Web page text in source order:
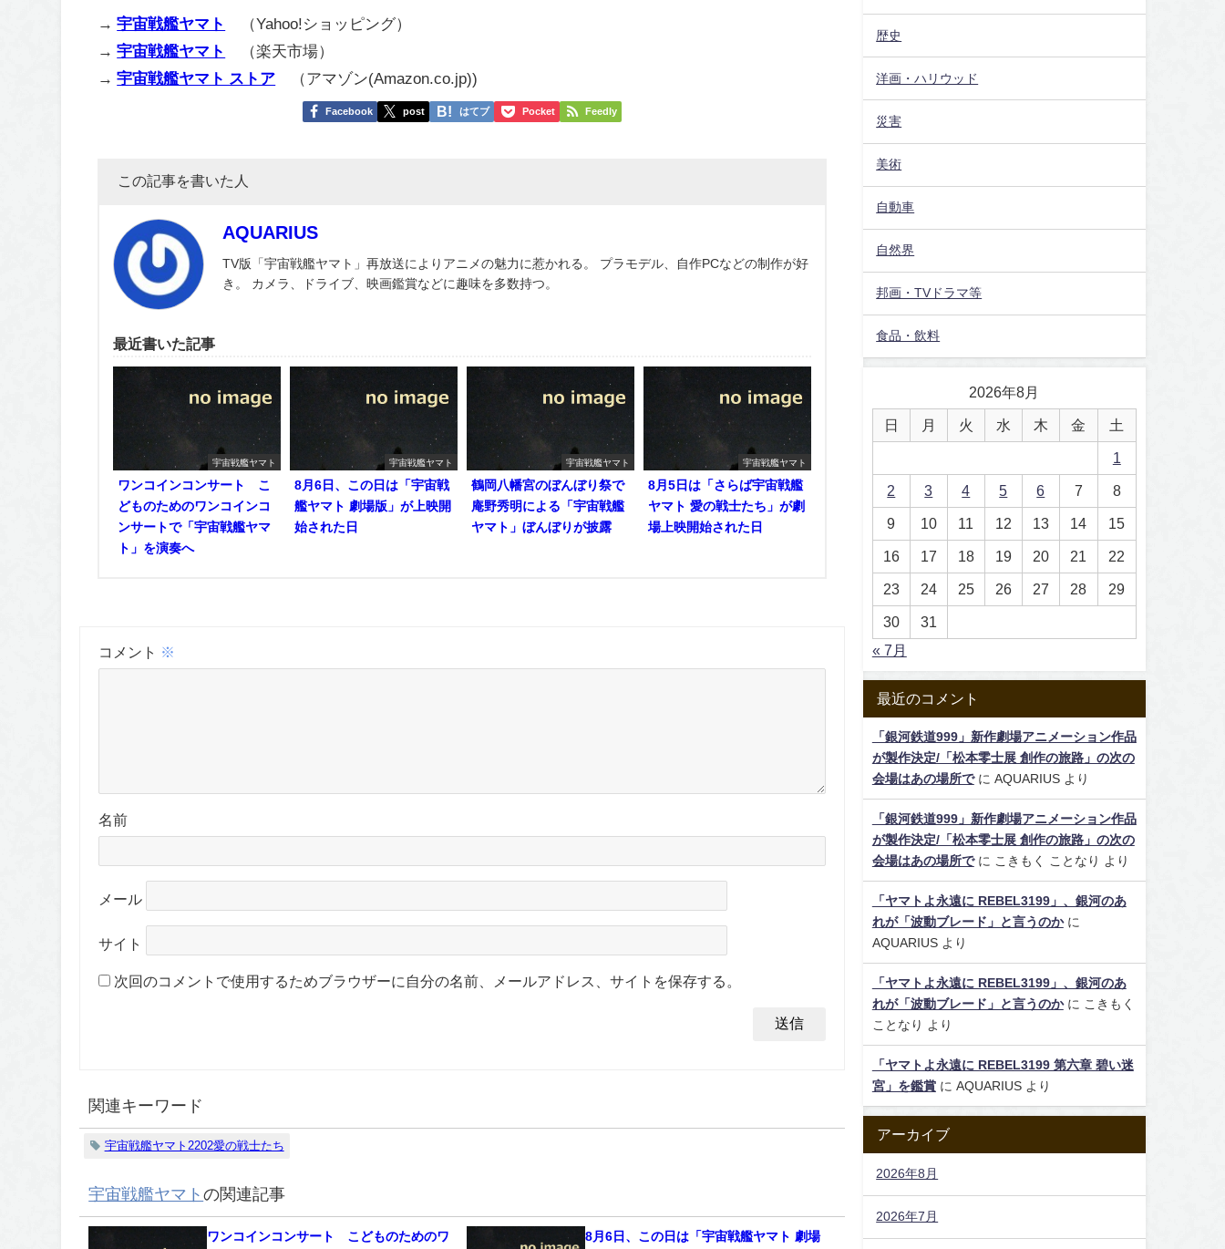
→宇宙戦艦ヤマト
（Yahoo!ショッピング）
→宇宙戦艦ヤマト
（楽天市場）
→宇宙戦艦ヤマト ストア （アマゾン(Amazon.co.jp))
Facebook post はてブ Pocket Feedly
この記事を書いた人
AQUARIUS
TV版「宇宙戦艦ヤマト」再放送によりアニメの魅力に惹かれる。 プラモデル、自作PCなどの制作が好
き。 カメラ、ドライブ、映画鑑賞などに趣味を多数持つ。
最近書いた記事
宇宙戦艦ヤマト
ワンコインコンサート こ
どものためのワンコインコ
ンサートで「宇宙戦艦ヤマ
ト」を演奏へ
宇宙戦艦ヤマト
8月6日、この日は「宇宙戦
艦ヤマト 劇場版」が上映開
始された日
宇宙戦艦ヤマト
鶴岡八幡宮のぼんぼり祭で
庵野秀明による「宇宙戦艦
ヤマト」ぼんぼりが披露
宇宙戦艦ヤマト
8月5日は「さらば宇宙戦艦
ヤマト 愛の戦士たち」が劇
場上映開始された日
コメント ※
名前
メール
サイト
次回のコメントで使用するためブラウザーに自分の名前、メールアドレス、サイトを保存する。
関連キーワード
宇宙戦艦ヤマト2202愛の戦士たち
宇宙戦艦ヤマトの関連記事
ワンコインコンサート こどものためのワ 8月6日、この日は「宇宙戦艦ヤマト 劇場
歴史
洋画・ハリウッド
災害
美術
自動車
自然界
邦画・TVドラマ等
食品・飲料
2026年8月
日 月 火 水 木 金 土
1
2 3 4 5 6 7 8
9 10 11 12 13 14 15
16 17 18 19 20 21 22
23 24 25 26 27 28 29
30
31
« 7月
最近のコメント
「銀河鉄道999」新作劇場アニメーション作品
が製作決定/「松本零士展 創作の旅路」の次の
会場はあの場所でに AQUARIUSより
「銀河鉄道999」新作劇場アニメーション作品
が製作決定/「松本零士展 創作の旅路」の次の
会場はあの場所でに こきもく ことなり より
「ヤマトよ永遠に REBEL3199」、銀河のあ
れが「波動ブレード」と言うのかに
AQUARIUSより
「ヤマトよ永遠に REBEL3199」、銀河のあ
れが「波動ブレード」と言うのかに
こきもく
ことなり
より
「ヤマトよ永遠に REBEL3199 第六章 碧い迷
宮」を鑑賞に AQUARIUSより
アーカイブ
2026年8月
2026年7月